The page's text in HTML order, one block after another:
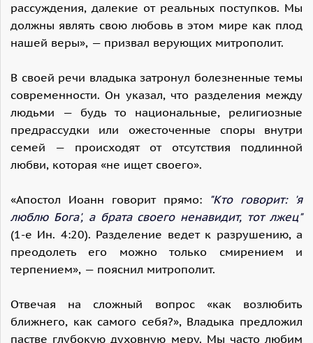
рассуждения, далекие от реальных поступков. Мы
должны являть свою любовь в этом мире как плод
нашей веры», — призвал верующих митрополит.
В своей речи владыка затронул болезненные темы
современности. Он указал, что разделения между
людьми — будь то национальные, религиозные
предрассудки или ожесточенные споры внутри
семей — происходят от отсутствия подлинной
любви, которая «не ищет своего».
«Апостол Иоанн говорит прямо:
"Кто говорит: 'я
люблю Бога', а брата своего ненавидит, тот лжец"
(1-е Ин. 4:20). Разделение ведет к разрушению, а
преодолеть его можно только смирением и
терпением», — пояснил митрополит.
Отвечая на сложный вопрос «как возлюбить
ближнего, как самого себя?», Владыка предложил
пастве глубокую духовную меру. Мы часто любим